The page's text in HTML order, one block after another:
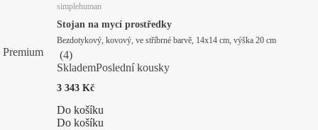
Premium
simplehuman
Stojan na mycí prostředky
Bezdotykový, kovový, ve stříbrné barvě, 14x14 cm, výška 20 cm
(4)
SklademPoslední kousky
3 343 Kč
Do košíku
Do košíku